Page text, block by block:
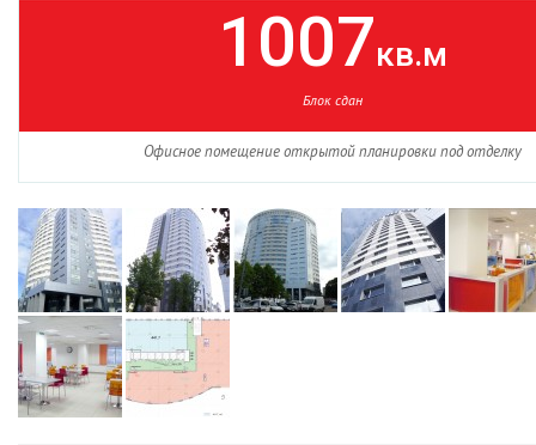
1007кв.м
Блок сдан
Офисное помещение открытой планировки под отделку